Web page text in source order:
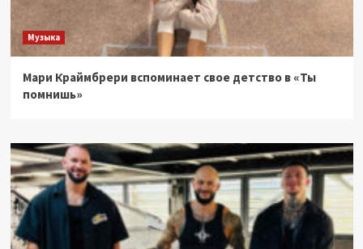
Музыка
Мари Краймбрери вспоминает свое детство в «Ты
помнишь»